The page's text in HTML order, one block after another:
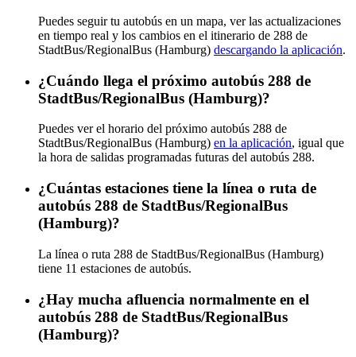
Puedes seguir tu autobús en un mapa, ver las actualizaciones
en tiempo real y los cambios en el itinerario de 288 de
StadtBus/RegionalBus (Hamburg) descargando la aplicación.
¿Cuándo llega el próximo autobús 288 de
StadtBus/RegionalBus (Hamburg)?
Puedes ver el horario del próximo autobús 288 de
StadtBus/RegionalBus (Hamburg) en la aplicación, igual que
la hora de salidas programadas futuras del autobús 288.
¿Cuántas estaciones tiene la línea o ruta de
autobús 288 de StadtBus/RegionalBus
(Hamburg)?
La línea o ruta 288 de StadtBus/RegionalBus (Hamburg)
tiene 11 estaciones de autobús.
¿Hay mucha afluencia normalmente en el
autobús 288 de StadtBus/RegionalBus
(Hamburg)?